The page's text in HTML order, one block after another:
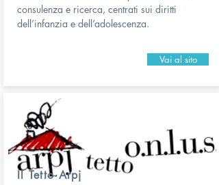
consulenza e ricerca, centrati sui diritti
dell’infanzia e dell’adolescenza.
Vai al sito
Il Tetto Arpj